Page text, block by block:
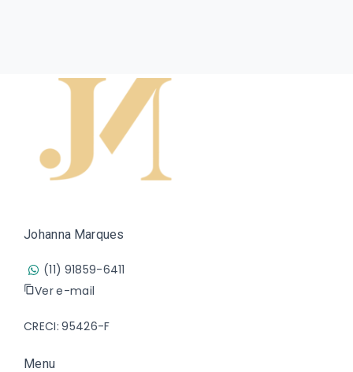
Johanna Marques
(11) 91859-6411
Ver e-mail
CRECI: 95426-F
Menu